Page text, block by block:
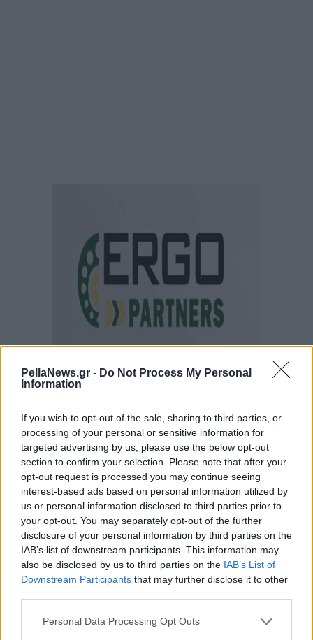
PellaNews.gr - Do Not Process My Personal
Information
If you wish to opt-out of the sale, sharing to third parties, or
processing of your personal or sensitive information for
targeted advertising by us, please use the below opt-out
section to confirm your selection. Please note that after your
opt-out request is processed you may continue seeing
interest-based ads based on personal information utilized by
us or personal information disclosed to third parties prior to
your opt-out. You may separately opt-out of the further
disclosure of your personal information by third parties on the
IAB’s list of downstream participants. This information may
also be disclosed by us to third parties on the IAB’s List of
Downstream Participants that may further disclose it to other
Personal Data Processing Opt Outs